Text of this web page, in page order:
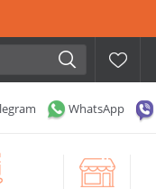
WhatsApp